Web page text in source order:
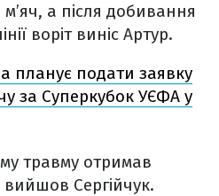
а після добивання
воріт виніс Артур.
планує подати заявку
за Суперкубок УЄФА у
травму отримав
вийшов Сергійчук.